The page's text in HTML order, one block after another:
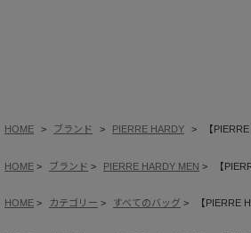
HOME ブランド PIERRE HARDY 【
HOME ブランド PIERRE HARDY MEN 【
HOME カテゴリー すべてのバッグ 【PIERRE